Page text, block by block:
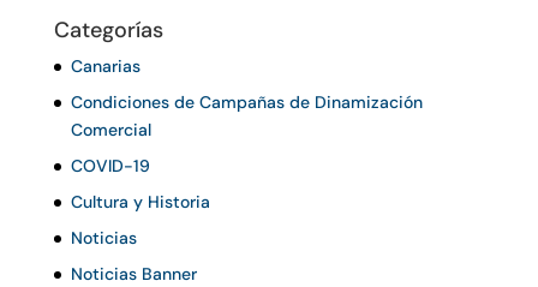
Categorías
Canarias
Condiciones de Campañas de Dinamización
Comercial
COVID-19
Cultura y Historia
Noticias
Noticias Banner